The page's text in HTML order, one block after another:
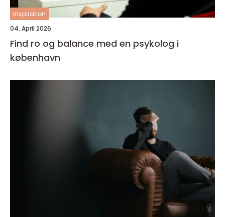
inspiration
04. April 2026
Find ro og balance med en psykolog i
københavn